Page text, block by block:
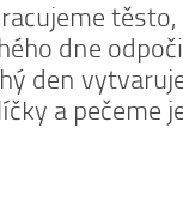
dne
den
a pečeme